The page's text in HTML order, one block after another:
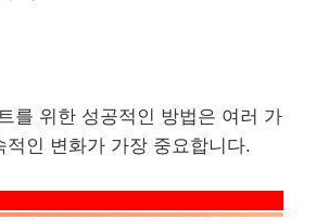
를 위한 성공적인 방법은 여러 가
적인 변화가 가장 중요합니다.